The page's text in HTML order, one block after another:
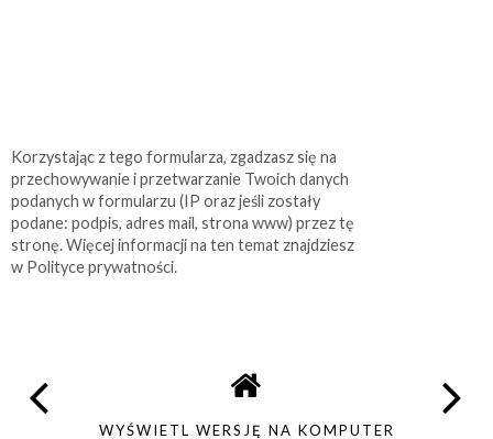
Korzystając z tego formularza, zgadzasz się na
przechowywanie i przetwarzanie Twoich danych
podanych w formularzu (IP oraz jeśli zostały
podane: podpis, adres mail, strona www) przez tę
stronę. Więcej informacji na ten temat znajdziesz
w Polityce prywatności.
WYŚWIETL WERSJĘ NA KOMPUTER